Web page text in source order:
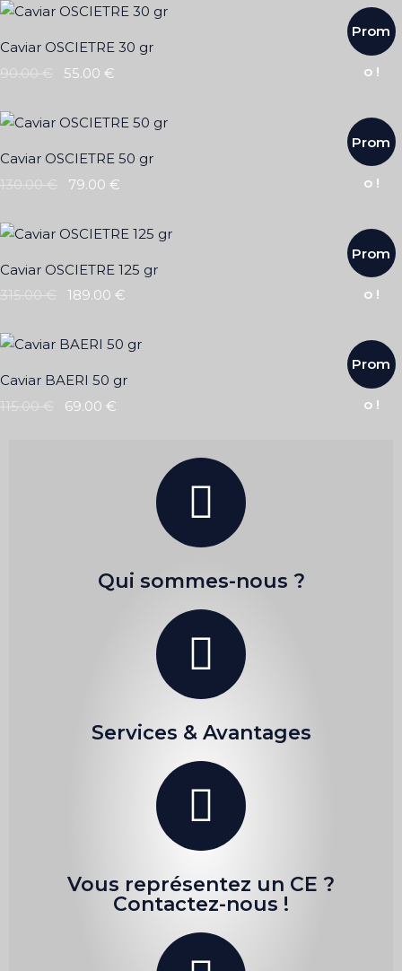
Prom
o !
Caviar OSCIETRE 30 gr
90.00€ 55.00 €
Prom
o !
Caviar OSCIETRE 50 gr
130.00€ 79.00 €
Prom
o !
Caviar OSCIETRE 125 gr
315.00€ 189.00 €
Prom
o !
Caviar BAERI 50 gr
115.00€ 69.00 €
Qui sommes-nous ?
Services & Avantages
Vous représentez un CE ?
Contactez-nous !